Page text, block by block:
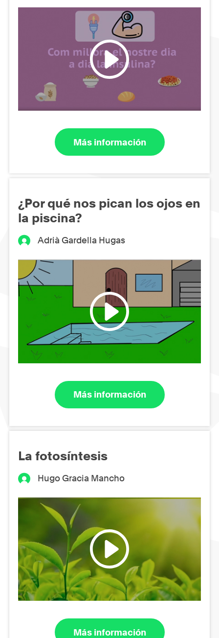
Más información
¿Por qué nos pican los ojos en
la piscina?
Adrià Gardella Hugas
Más información
La fotosíntesis
Hugo Gracia Mancho
Más información